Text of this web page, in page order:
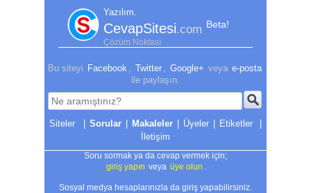
Yazılım.
CevapSitesi.com Beta!
Çözüm Noktası
Bu siteyi Facebook Twitter Google+ veya e-posta
ile paylaşın.
| Sorular | Makaleler | Üyeler | Etiketler
|
İletişim
Soru sormak ya da cevap vermek için;
giriş yapın veya üye olun
Sosyal medya hesaplarınızla da giriş yapabilirsiniz.